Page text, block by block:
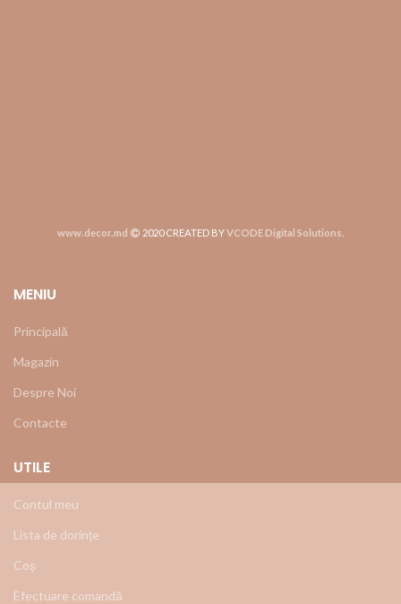
www.decor.md 2020 CREATED BYVCODE Digital Solutions
MENIU
Principală
Magazin
Despre Noi
Contacte
UTILE
Contul meu
Lista de dorințe
Coș
Efectuare comandă